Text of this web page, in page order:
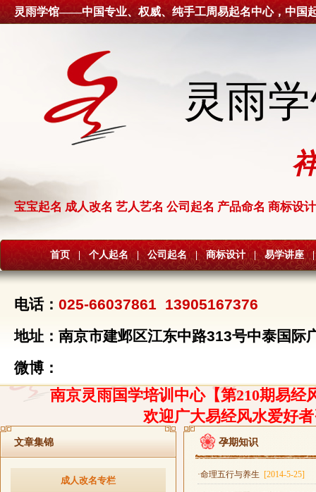
灵雨学馆——中国专业、权威、纯手工周易起名中心，中国
灵雨
宝宝起名 成人改名 艺人艺名 公司起名 产品命名 商标设计
首页 | 个人起名 | 公司起名 | 商标设计 | 易学讲座 |
电话： 025-66037861 13905167376
地址：南京市建邺区江东中路313号中泰国际
微博：
南京灵雨国学培训中心【第210期易经
欢迎广大易经风水爱好
文章集锦
成人改名专栏
孕期知识
·命理五行与养生 [2014-5-25]